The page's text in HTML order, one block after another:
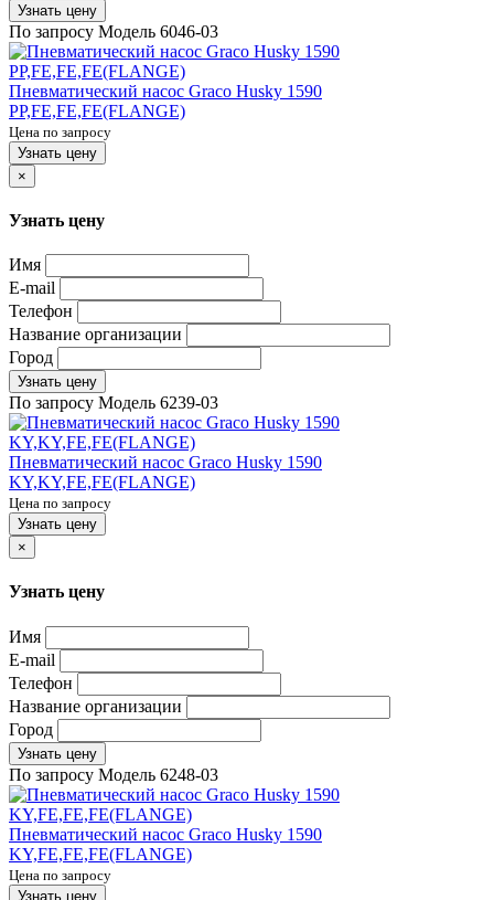
Узнать цену
По запросу Модель 6046-03
Пневматический насос Graco Husky 1590
PP,FE,FE,FE(FLANGE)
Цена по запросу
Узнать цену
×
Узнать цену
Имя
E-mail
Телефон
Название организации
Город
Узнать цену
По запросу Модель 6239-03
Пневматический насос Graco Husky 1590
KY,KY,FE,FE(FLANGE)
Цена по запросу
Узнать цену
×
Узнать цену
Имя
E-mail
Телефон
Название организации
Город
Узнать цену
По запросу Модель 6248-03
Пневматический насос Graco Husky 1590
KY,FE,FE,FE(FLANGE)
Цена по запросу
Узнать цену